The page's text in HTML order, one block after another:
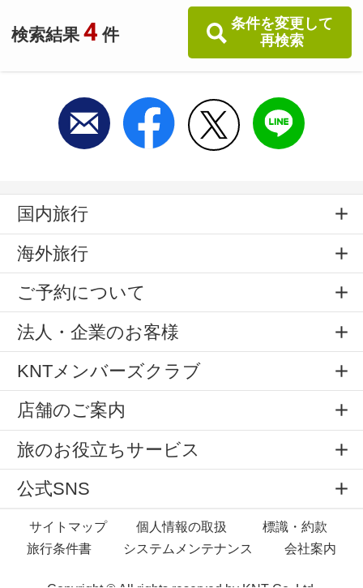
検索結果 4 件
条件を変更して
再検索
国内旅行
海外旅行
ご予約について
法人・企業のお客様
KNTメンバーズクラブ
店舗のご案内
旅のお役立ちサービス
公式SNS
サイトマップ 個人情報の取扱
標識・約款
旅行条件書
システムメンテナンス 会社案内